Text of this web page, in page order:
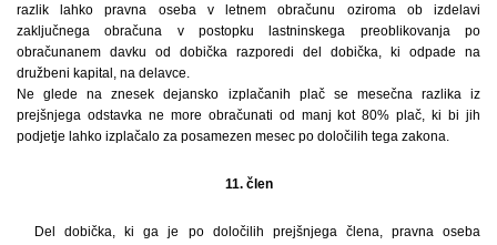
razlik lahko pravna oseba v letnem obračunu oziroma ob izdelavi
zaključnega obračuna v postopku lastninskega preoblikovanja po
obračunanem davku od dobička razporedi del dobička, ki odpade na
družbeni kapital, na delavce.
Ne glede na znesek dejansko izplačanih plač se mesečna razlika iz
prejšnjega odstavka ne more obračunati od manj kot 80% plač, ki bi jih
podjetje lahko izplačalo za posamezen mesec po določilih tega zakona.
11. člen
Del dobička, ki ga je po določilih prejšnjega člena, pravna oseba